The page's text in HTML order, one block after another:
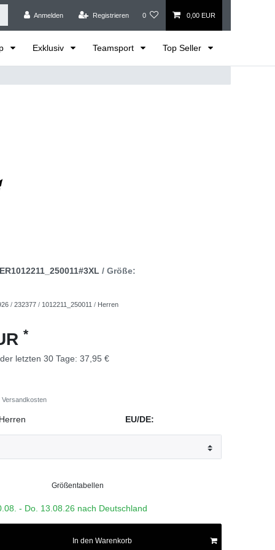
Anmelden Registrieren 0 0,00 EUR
Exklusiv Teamsport Top Seller
ER1012211_250011#3XL / Größe:
/ 232377 / 1012211_250011 / Herren
*
letzten 30 Tage: 37,95 €
Versandkosten
EU/DE:
Größentabellen
- Do. 13.08.26 nach Deutschland
In den Warenkorb